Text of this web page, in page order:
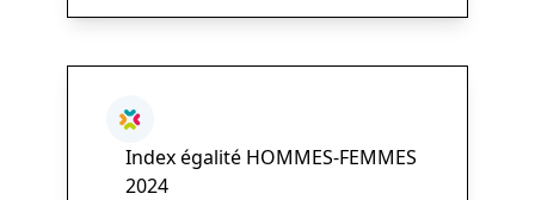
Index égalité HOMMES-FEMMES
2024